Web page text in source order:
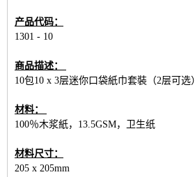
产品代码：
1301 - 10
商品描述：
10包10 x 3层迷你口袋紙巾套裝（2层可选）
材料：
100％木浆紙，13.5GSM，卫生纸
材料尺寸：
205 x 205mm